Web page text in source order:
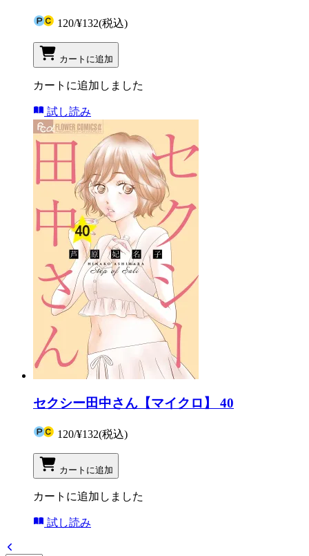
120/¥132(税込)
カートに追加
カートに追加しました
試し読み
セクシー田中さん【マイクロ】 40
120/¥132(税込)
カートに追加
カートに追加しました
試し読み